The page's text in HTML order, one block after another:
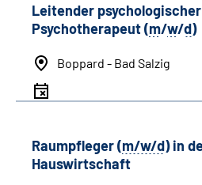
Leitender psychologischer
Psychotherapeut (m/w/d)
Boppard - Bad Salzig
Raumpfleger (m/w/d) in
Hauswirtschaft